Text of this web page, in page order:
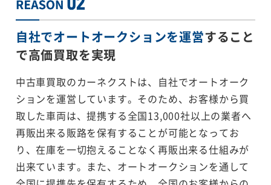
自社でオートオークションを運営すること
で高価買取を実現
中古車買取のカーネクストは、自社でオートオーク
ションを運営しています。そのため、お客様から買
取した車両は、提携する全国13,000社以上の業者へ
再販出来る販路を保有することが可能となってお
り、在庫を一切抱えることなく再販出来る仕組みが
出来ています。また、オートオークションを通して